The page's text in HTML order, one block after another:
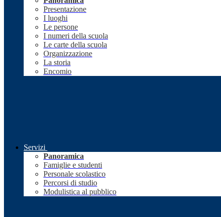
Presentazione
I luoghi
Le persone
I numeri della scuola
Le carte della scuola
Organizzazione
La storia
Encomio
Servizi
Panoramica
Famiglie e studenti
Personale scolastico
Percorsi di studio
Modulistica al pubblico